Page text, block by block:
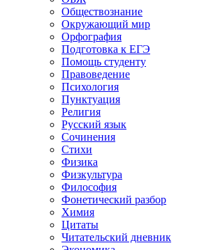
Обществознание
Окружающий мир
Орфография
Подготовка к ЕГЭ
Помощь студенту
Правоведение
Психология
Пунктуация
Религия
Русский язык
Сочинения
Стихи
Физика
Физкультура
Философия
Фонетический разбор
Химия
Цитаты
Читательский дневник